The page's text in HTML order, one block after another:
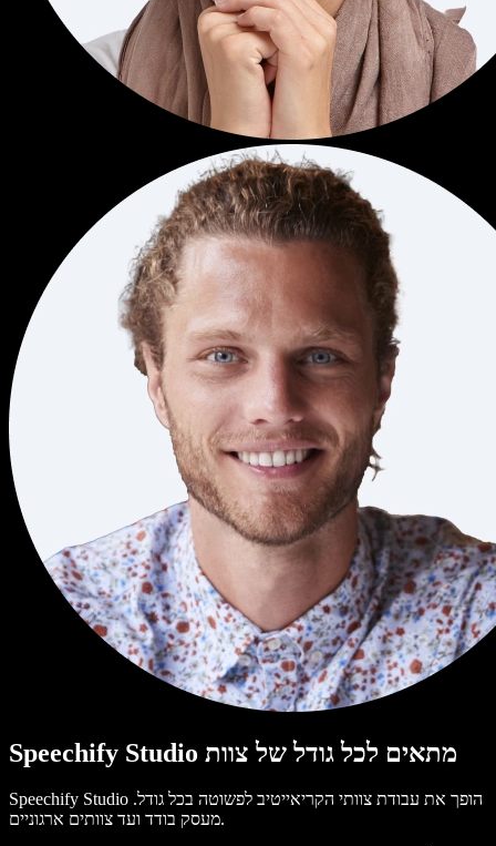
Speechify Studio מתאים לכל גודל של צוות
Speechify Studio הופך את עבודת צוותי הקריאייטיב לפשוטה בכל גודל.
מעסק בודד ועד צוותים ארגוניים.